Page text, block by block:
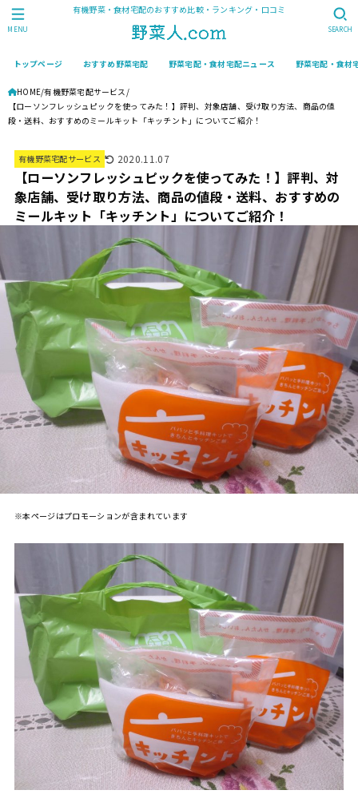
有機野菜・食材宅配のおすすめ比較・ランキング・口コミ
トップページ おすすめ野菜宅配 野菜宅配・食材宅配ニュース 野菜宅配・食材
SEARCH
MENU
HOME 有機野菜宅配サービス
【ローソンフレッシュピックを使ってみた！】評判、対象店舗、受け取り方法、商品の値
段・送料、おすすめのミールキット「キッチント」についてご紹介！
有機野菜宅配サービス 2020.11.07
【ローソンフレッシュピックを使ってみた！】評判、対
象店舗、受け取り方法、商品の値段・送料、おすすめの
ミールキット「キッチント」についてご紹介！
※本ページはプロモーションが含まれています